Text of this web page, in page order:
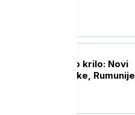
NATO jača istočno krilo: Novi
sporazum Bugarske,